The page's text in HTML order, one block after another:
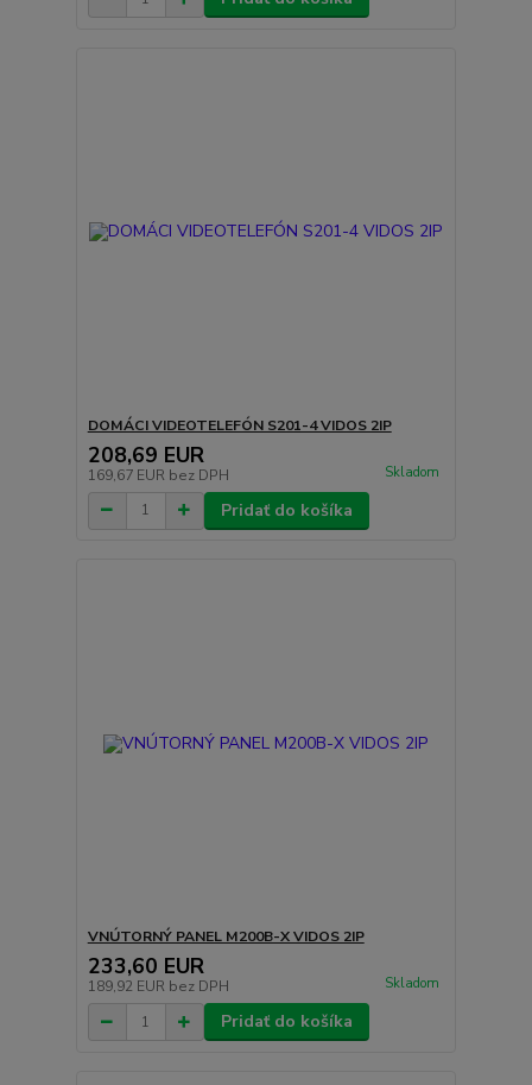
DOMÁCI VIDEOTELEFÓN S201-4 VIDOS 2IP
208,69 EUR
169,67 EUR bez DPH Skladom
Pridať do košíka
VNÚTORNÝ PANEL M200B-X VIDOS 2IP
233,60 EUR
189,92 EUR bez DPH Skladom
Pridať do košíka